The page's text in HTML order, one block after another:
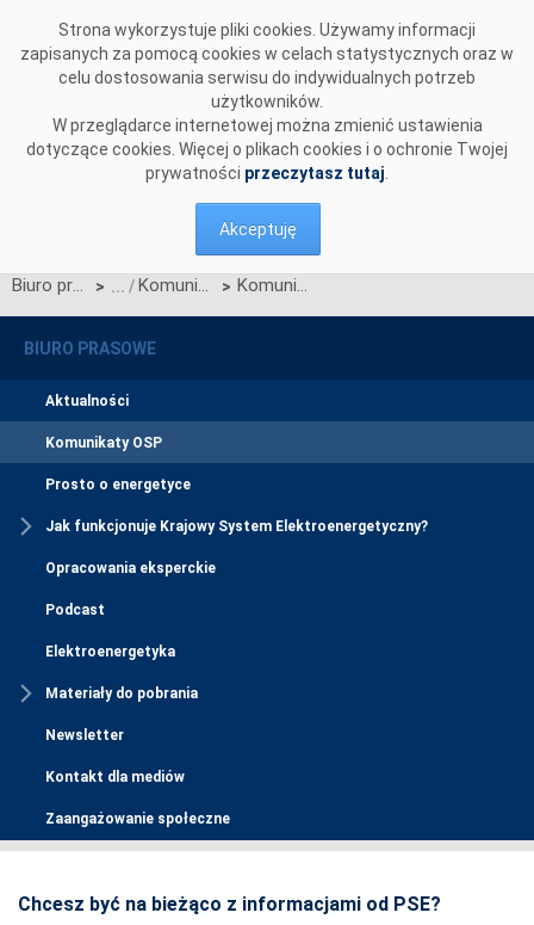
Strona wykorzystuje pliki cookies. Używamy informacji
zapisanych za pomocą cookies w celach statystycznych oraz w
celu dostosowania serwisu do indywidualnych potrzeb
użytkowników.
W przeglądarce internetowej można zmienić ustawienia
dotyczące cookies. Więcej o plikach cookies i o ochronie Twojej
prywatności przeczytasz tutaj
Akceptuję
Biuro prasowe > Komunikaty OSP > Komunikat o nierynkowym redysponowaniu jednostek wytwórczych PV w KSE w dn. 29.04.2024 (aktualizacja)
BIURO PRASOWE
Aktualności
Komunikaty OSP
Prosto o energetyce
Jak funkcjonuje Krajowy System Elektroenergetyczny?
Opracowania eksperckie
Podcast
Elektroenergetyka
Materiały do pobrania
Newsletter
Kontakt dla mediów
Zaangażowanie społeczne
Chcesz być na bieżąco z informacjami od PSE?